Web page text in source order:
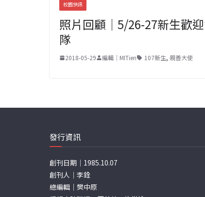
校園快訊
照片回顧｜5/26-27新生歡
隊
2018-05-29 編輯｜MITien 107新生, 親善大使
發行資訊
創刊日期｜1985.10.07
創刊人｜李銓
總編輯｜樊中原